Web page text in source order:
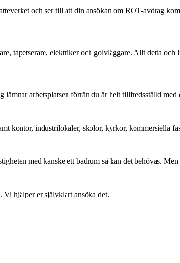
och ser till att din ansökan om ROT-avdrag
tapetserare, elektriker och golvläggare. Allt detta
arbetsplatsen förrän du är helt tillfredsställd med
kontor, industrilokaler, skolor, kyrkor, kommersiella
med kanske ett badrum så kan det behövas.
Vi hjälper er självklart ansöka det.